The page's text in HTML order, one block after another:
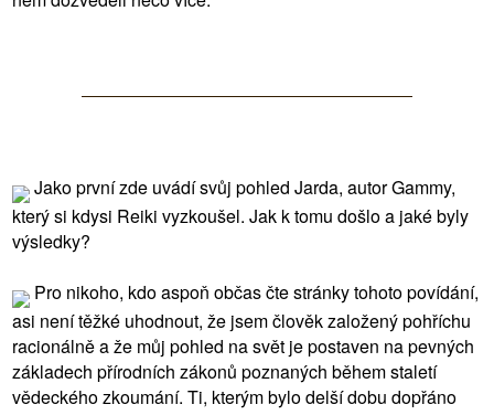
Jako první zde uvádí svůj pohled Jarda, autor Gammy,
který si kdysi Reiki vyzkoušel. Jak k tomu došlo a jaké byly
výsledky?
Pro nikoho, kdo aspoň občas čte stránky tohoto povídání,
asi není těžké uhodnout, že jsem člověk založený pohříchu
racionálně a že můj pohled na svět je postaven na pevných
základech přírodních zákonů poznaných během staletí
vědeckého zkoumání. Ti, kterým bylo delší dobu dopřáno